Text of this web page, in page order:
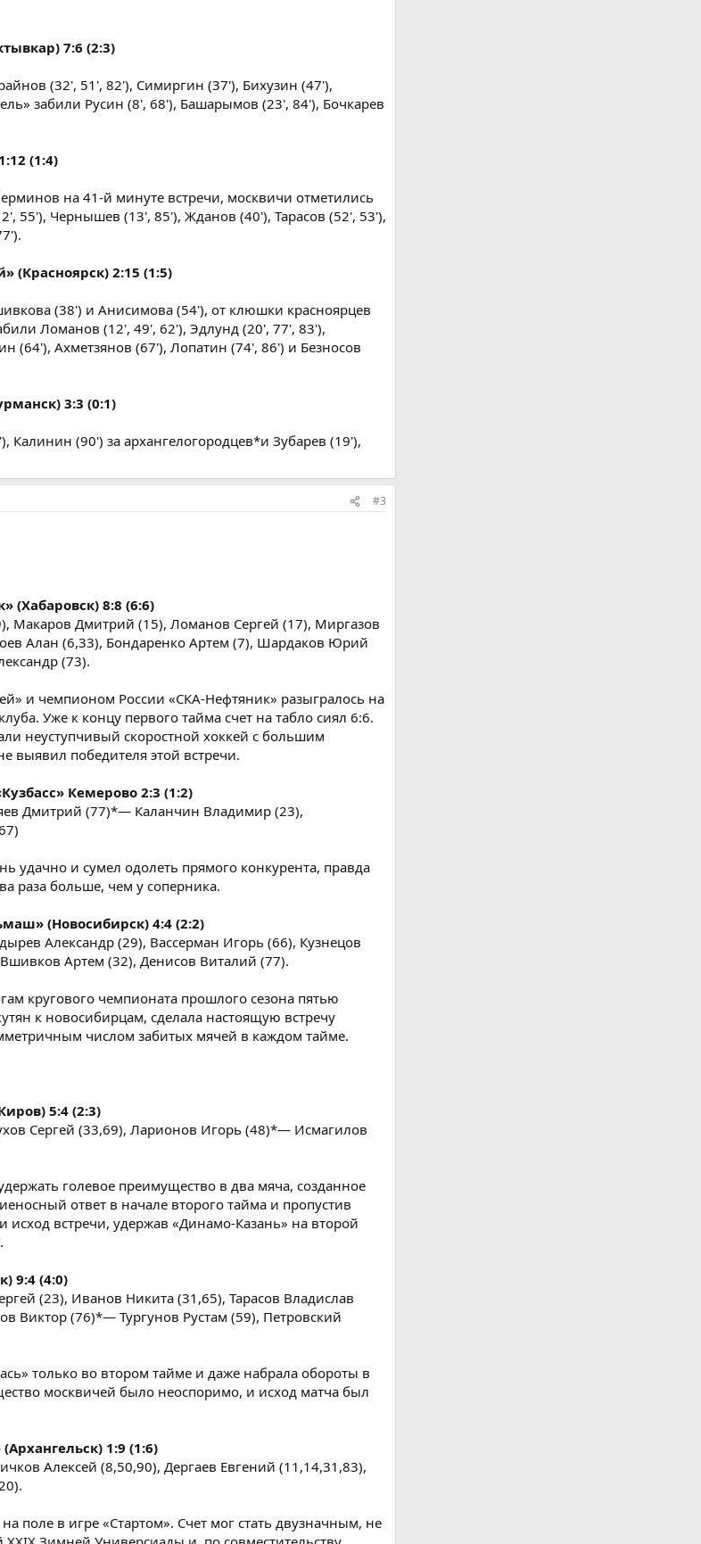
7:6 (2:3)
(32', 51', 82'), Симиргин (37'), Бихузин (47'),
забили Русин (8', 68'), Башарымов (23', 84'), Бочкарев
(1:4)
на 41-й минуте встречи, москвичи отметились
55'), Чернышев (13', 85'), Жданов (40'), Тарасов (52', 53'),
(Красноярск) 2:15 (1:5)
(38') и Анисимова (54'), от клюшки красноярцев
Ломанов (12', 49', 62'), Эдлунд (20', 77', 83'),
(64'), Ахметзянов (67'), Лопатин (74', 86') и Безносов
3:3 (0:1)
Калинин (90') за архангелогородцев*и Зубарев (19'),
#3
(Хабаровск) 8:8 (6:6)
Макаров Дмитрий (15), Ломанов Сергей (17), Миргазов
Алан (6,33), Бондаренко Артем (7), Шардаков Юрий
(73).
и чемпионом России «СКА-Нефтяник» разыгралось на
Уже к концу первого тайма счет на табло сиял 6:6.
неуступчивый скоростной хоккей с большим
выявил победителя этой встречи.
Кемерово 2:3 (1:2)
Дмитрий (77)*— Каланчин Владимир (23),
удачно и сумел одолеть прямого конкурента, правда
раза больше, чем у соперника.
(Новосибирск) 4:4 (2:2)
Александр (29), Вассерман Игорь (66), Кузнецов
Артем (32), Денисов Виталий (77).
кругового чемпионата прошлого сезона пятью
к новосибирцам, сделала настоящую встречу
числом забитых мячей в каждом тайме.
5:4 (2:3)
Сергей (33,69), Ларионов Игорь (48)*— Исмагилов
голевое преимущество в два мяча, созданное
ответ в начале второго тайма и пропустив
встречи, удержав «Динамо-Казань» на второй
9:4 (4:0)
(23), Иванов Никита (31,65), Тарасов Владислав
Виктор (76)*— Тургунов Рустам (59), Петровский
только во втором тайме и даже набрала обороты в
москвичей было неоспоримо, и исход матча был
1:9 (1:6)
Алексей (8,50,90), Дергаев Евгений (11,14,31,83),
поле в игре «Стартом». Счет мог стать двузначным, не